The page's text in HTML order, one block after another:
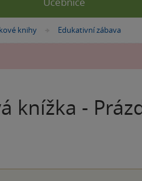
knihy »
Edukativní zábava
knížka -